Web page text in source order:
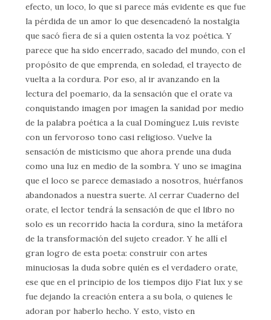
efecto, un loco, lo que si parece más evidente es que fue
la pérdida de un amor lo que desencadenó la nostalgia
que sacó fiera de sí a quien ostenta la voz poética. Y
parece que ha sido encerrado, sacado del mundo, con el
propósito de que emprenda, en soledad, el trayecto de
vuelta a la cordura. Por eso, al ir avanzando en la
lectura del poemario, da la sensación que el orate va
conquistando imagen por imagen la sanidad por medio
de la palabra poética a la cual Domínguez Luis reviste
con un fervoroso tono casi religioso. Vuelve la
sensación de misticismo que ahora prende una duda
como una luz en medio de la sombra. Y uno se imagina
que el loco se parece demasiado a nosotros, huérfanos
abandonados a nuestra suerte. Al cerrar Cuaderno del
orate, el lector tendrá la sensación de que el libro no
solo es un recorrido hacia la cordura, sino la metáfora
de la transformación del sujeto creador. Y he allí el
gran logro de esta poeta: construir con artes
minuciosas la duda sobre quién es el verdadero orate,
ese que en el principio de los tiempos dijo Fiat lux y se
fue dejando la creación entera a su bola, o quienes le
adoran por haberlo hecho. Y esto, visto en